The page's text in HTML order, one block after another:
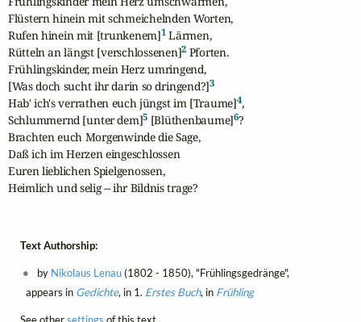
Flüstern hinein mit schmeichelnden Worten,
Rufen hinein mit [trunkenem]1 Lärmen,
Rütteln an längst [verschlossenen]2 Pforten.
Frühlingskinder, mein Herz umringend,
[Was doch sucht ihr darin so dringend?]3
Hab' ich's verrathen euch jüngst im [Traume]4,
Schlummernd [unter dem]5 [Blüthenbaume]6?
Brachten euch Morgenwinde die Sage,
Daß ich im Herzen eingeschlossen
Euren lieblichen Spielgenossen,
Heimlich und selig -- ihr Bildnis trage?
Text Authorship:
by Nikolaus Lenau(1802 - 1850), "Frühlingsgedränge",
appears in Gedichte, in 1. Erstes Buch, in Frühling
See othersettings of this text.